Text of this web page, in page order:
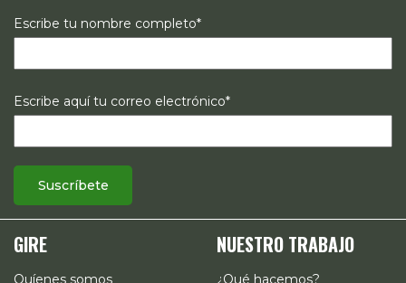
Escribe tu nombre completo*
Escribe aquí tu correo electrónico*
GIRE NUESTRO TRABAJO